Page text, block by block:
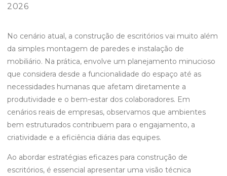
2026
No cenário atual, a construção de escritórios vai muito além
da simples montagem de paredes e instalação de
mobiliário. Na prática, envolve um planejamento minucioso
que considera desde a funcionalidade do espaço até as
necessidades humanas que afetam diretamente a
produtividade e o bem-estar dos colaboradores. Em
cenários reais de empresas, observamos que ambientes
bem estruturados contribuem para o engajamento, a
criatividade e a eficiência diária das equipes.
Ao abordar estratégias eficazes para construção de
escritórios, é essencial apresentar uma visão técnica